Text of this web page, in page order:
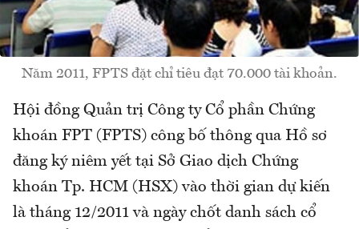
Năm 2011, FPTS đặt chỉ tiêu đạt 70.000 tài khoản.
Hội đồng Quản trị Công ty Cổ phần Chứng
khoán FPT (FPTS) công bố thông qua Hồ sơ
đăng ký niêm yết tại Sở Giao dịch Chứng
khoán Tp. HCM (HSX) vào thời gian dự kiến
là tháng 12/2011 và ngày chốt danh sách cổ